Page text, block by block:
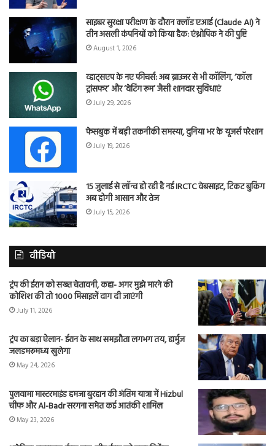
साइबर सुरक्षा परीक्षण के दौरान क्लॉड एआई (Claude AI) ने
तीन असली कंपनियों को किया हैक: एंथ्रोपिक ने की पुष्टि
August 1, 2026
व्हाट्सएप के नए फीचर्स: अब ब्राउजर से भी कॉलिंग, ‘कॉल
ट्रांसफर’ और ‘वेटिंग रूम’ जैसी शानदार सुविधाएं
July 29, 2026
फेसबुक में बड़ी तकनीकी समस्या, दुनिया भर के यूजर्स परेशान
July 19, 2026
15 जुलाई से लॉन्च हो रही है नई IRCTC वेबसाइट, टिकट बुकिंग
अब होगी आसान और तेज
July 15, 2026
वीडियो
ट्रंप की ईरान को सख्त चेतावनी, कहा- अगर मुझे मारने की
कोशिश की तो 1000 मिसाइलें दाग दी जाएंगी
July 11, 2026
ट्रंप का बड़ा ऐलान- ईरान के साथ समझौता लगभग तय, हार्मुज
जलडमरूमध्य खुलेगा
May 24, 2026
पुलवामा मास्टरमाइंड हमजा बुरहान की अंतिम यात्रा में Hizbul
चीफ और Al-Badr सरगना समेत कई आतंकी शामिल
May 23, 2026